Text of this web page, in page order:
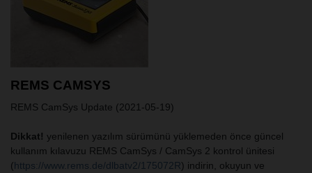
REMS CAMSYS
REMS CamSys Update (2021-05-19)
Dikkat! yenilenen yazılım sürümünü yüklemeden önce güncel
kullanım kılavuzu REMS CamSys / CamSys 2 kontrol ünitesi
(https://www.rems.de/dlbatv2/175072R) indirin, okuyun ve